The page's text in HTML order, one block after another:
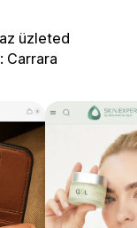
üzleted
Carrara